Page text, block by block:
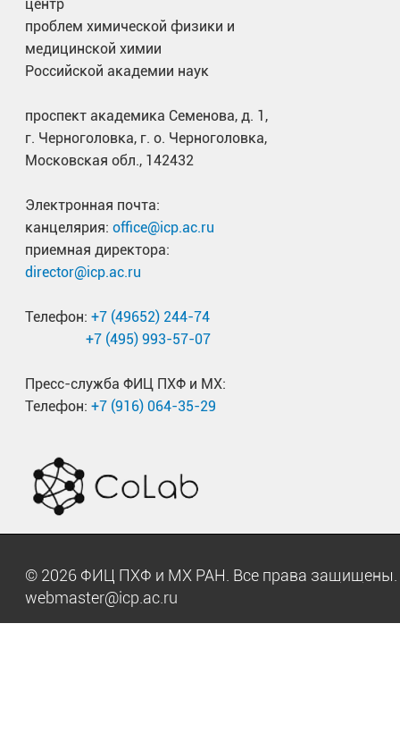
центр
проблем химической физики и
медицинской химии
Российской академии наук
проспект академика Семенова, д. 1,
г. Черноголовка, г. о. Черноголовка,
Московская обл., 142432
Электронная почта:
канцелярия: office@icp.ac.ru
приемная директора:
director@icp.ac.ru
Телефон: +7 (49652) 244-74
+7 (495) 993-57-07
Пресс-служба ФИЦ ПХФ и МХ:
Телефон: +7 (916) 064-35-29
© 2026 ФИЦ ПХФ и МХ РАН. Все права
webmaster@icp.ac.ru